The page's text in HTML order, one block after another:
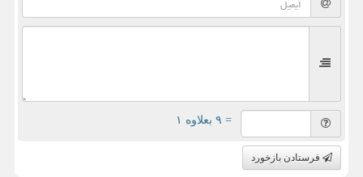
= ۹ بعلاوه ۱
فرستادن بازخورد